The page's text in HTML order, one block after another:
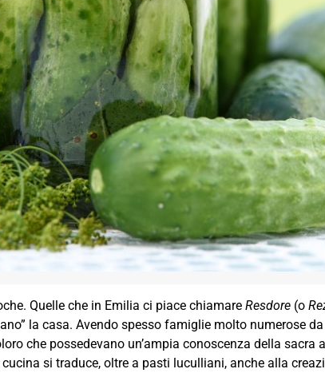
Quelle che in Emilia ci piace chiamare Resdore (o
la casa. Avendo spesso famiglie molto numerose
che possedevano un’ampia conoscenza della sacra
si traduce, oltre a pasti luculliani, anche alla